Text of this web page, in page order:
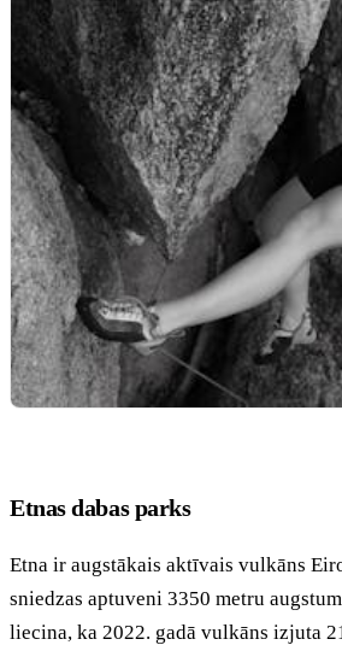
Etnas dabas parks
Etna ir augstākais aktīvais vulkāns
sniedzas aptuveni 3350 metru
liecina, ka 2022. gadā vulkāns izjuta